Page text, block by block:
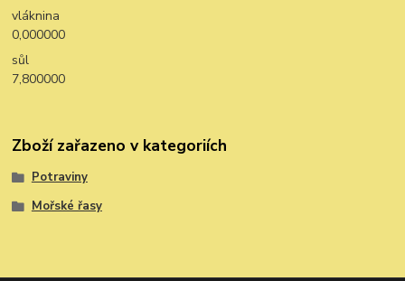
vláknina
0,000000
sůl
7,800000
Zboží zařazeno v kategoriích
Potraviny
Mořské řasy